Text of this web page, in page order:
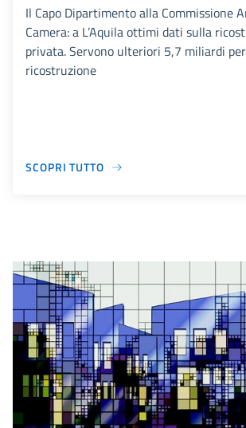
Il Capo Dipartimento alla Commissione
Camera: a L’Aquila ottimi dati sulla
privata. Servono ulteriori 5,7 miliardi
ricostruzione
SCOPRI TUTTO